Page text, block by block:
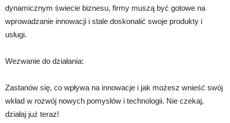
dynamicznym świecie biznesu, firmy muszą być gotowe na
wprowadzanie innowacji i stale doskonalić swoje produkty i
usługi.
Wezwanie do działania:
Zastanów się, co wpływa na innowacje i jak możesz wnieść swój
wkład w rozwój nowych pomysłów i technologii. Nie czekaj,
działaj już teraz!